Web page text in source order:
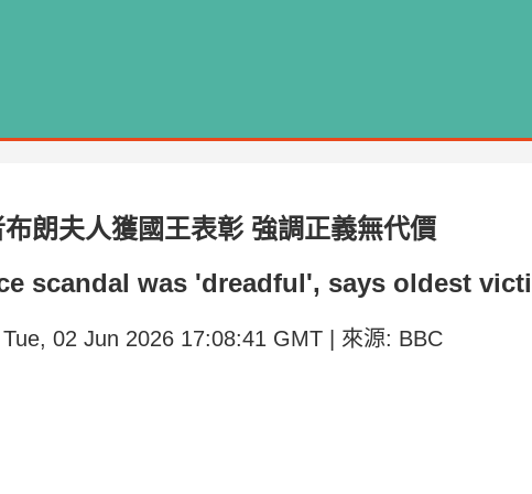
朗夫人獲國王表彰 強調正義無代價
scandal was 'dreadful', says oldest
02 Jun 2026 17:08:41 GMT | 來源: BBC